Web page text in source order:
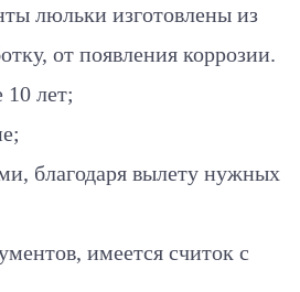
люльки изготовлены из
от появления коррозии.
лет;
благодаря вылету нужных
имеется считок с